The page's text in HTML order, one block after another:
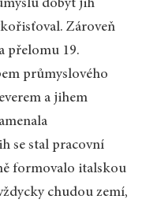
dobýt jih
Zároveň
přelomu 19.
průmyslového
a jihem
se stal pracovní
formovalo italskou
chudou zemí,